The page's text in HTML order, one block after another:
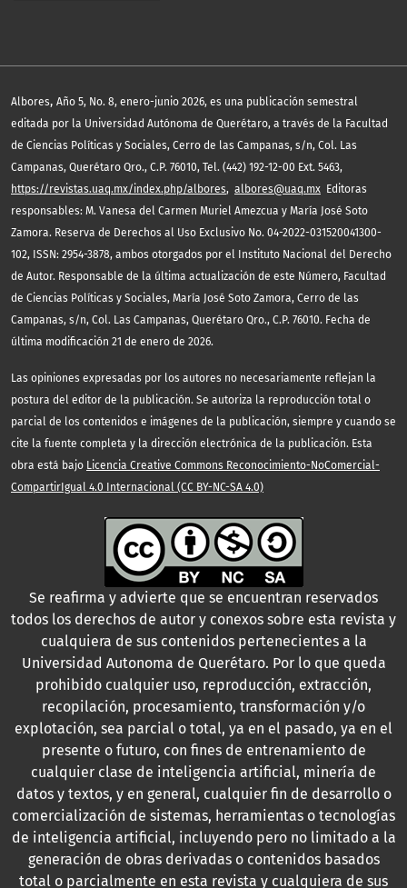
Albores, Año 5, No. 8, enero-junio 2026, es una publicación semestral
editada por la Universidad Autónoma de Querétaro, a través de la Facultad
de Ciencias Políticas y Sociales, Cerro de las Campanas, s/n, Col. Las
Campanas, Querétaro Qro., C.P. 76010, Tel. (442) 192-12-00 Ext. 5463,
https://revistas.uaq.mx/index.php/albores, albores@uaq.mx Editoras
responsables: M. Vanesa del Carmen Muriel Amezcua y María José Soto
Zamora. Reserva de Derechos al Uso Exclusivo No. 04-2022-031520041300-
102, ISSN: 2954-3878, ambos otorgados por el Instituto Nacional del Derecho
de Autor. Responsable de la última actualización de este Número, Facultad
de Ciencias Políticas y Sociales, María José Soto Zamora, Cerro de las
Campanas, s/n, Col. Las Campanas, Querétaro Qro., C.P. 76010. Fecha de
última modificación 21 de enero de 2026.
Las opiniones expresadas por los autores no necesariamente reflejan la
postura del editor de la publicación. Se autoriza la reproducción total o
parcial de los contenidos e imágenes de la publicación, siempre y cuando se
cite la fuente completa y la dirección electrónica de la publicación. Esta
obra está bajo Licencia Creative Commons Reconocimiento-NoComercial-
CompartirIgual 4.0 Internacional (CC BY-NC-SA 4.0)
Se reafirma y advierte que se encuentran reservados
todos los derechos de autor y conexos sobre esta revista y
cualquiera de sus contenidos pertenecientes a la
Universidad Autonoma de Querétaro. Por lo que queda
prohibido cualquier uso, reproducción, extracción,
recopilación, procesamiento, transformación y/o
explotación, sea parcial o total, ya en el pasado, ya en el
presente o futuro, con fines de entrenamiento de
cualquier clase de inteligencia artificial, minería de
datos y textos, y en general, cualquier fin de desarrollo o
comercialización de sistemas, herramientas o tecnologías
de inteligencia artificial, incluyendo pero no limitado a la
generación de obras derivadas o contenidos basados
total o parcialmente en esta revista y cualquiera de sus